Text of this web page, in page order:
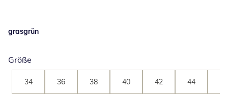
grasgrün
Größe
34 36 38 40 42 44